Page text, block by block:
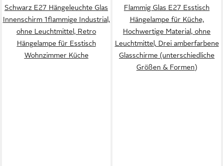
Schwarz E27 Hängeleuchte Glas
Innenschirm 1flammige Industrial,
ohne Leuchtmittel, Retro
Hängelampe für Esstisch
Wohnzimmer Küche
Flammig Glas E27 Esstisch
Hängelampe für Küche,
Hochwertige Material, ohne
Leuchtmittel, Drei amberfarbene
Glasschirme (unterschiedliche
Größen & Formen)